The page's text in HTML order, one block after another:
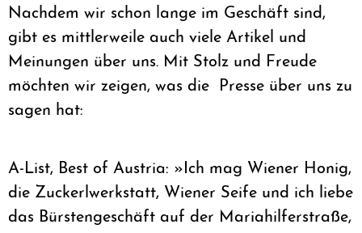
Nachdem wir schon lange im Geschäft sind,
gibt es mittlerweile auch viele Artikel und
Meinungen über uns. Mit Stolz und Freude
möchten wir zeigen, was die Presse über uns zu
sagen hat:
A-List, Best of Austria: »Ich mag Wiener Honig,
die Zuckerlwerkstatt, Wiener Seife und ich liebe
das Bürstengeschäft auf der Mariahilferstraße,